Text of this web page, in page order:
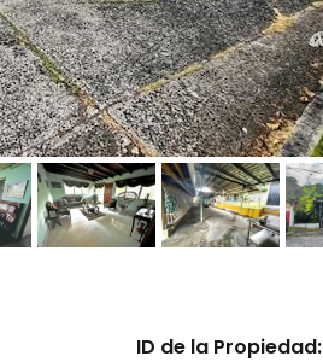
ID de la Propiedad: